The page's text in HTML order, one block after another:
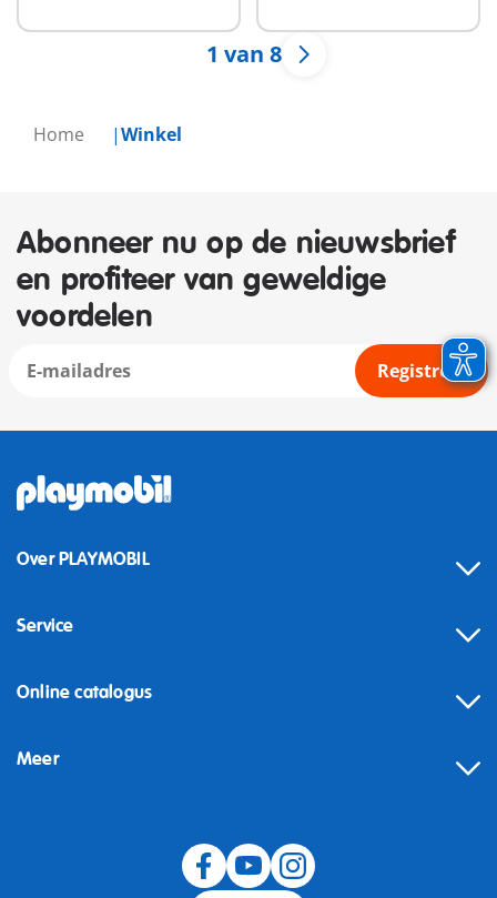
Home Winkel
1 van 8
Abonneer nu op de nieuwsbrief
en profiteer van geweldige
voordelen
Registreer
Over PLAYMOBIL
Service
Online catalogus
Meer